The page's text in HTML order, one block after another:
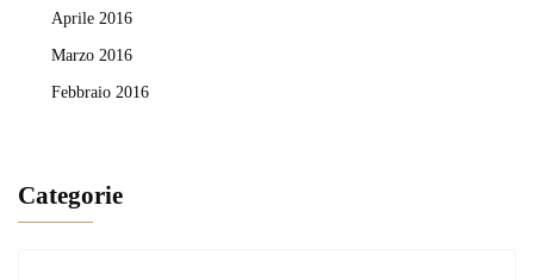
Aprile 2016
Marzo 2016
Febbraio 2016
Categorie